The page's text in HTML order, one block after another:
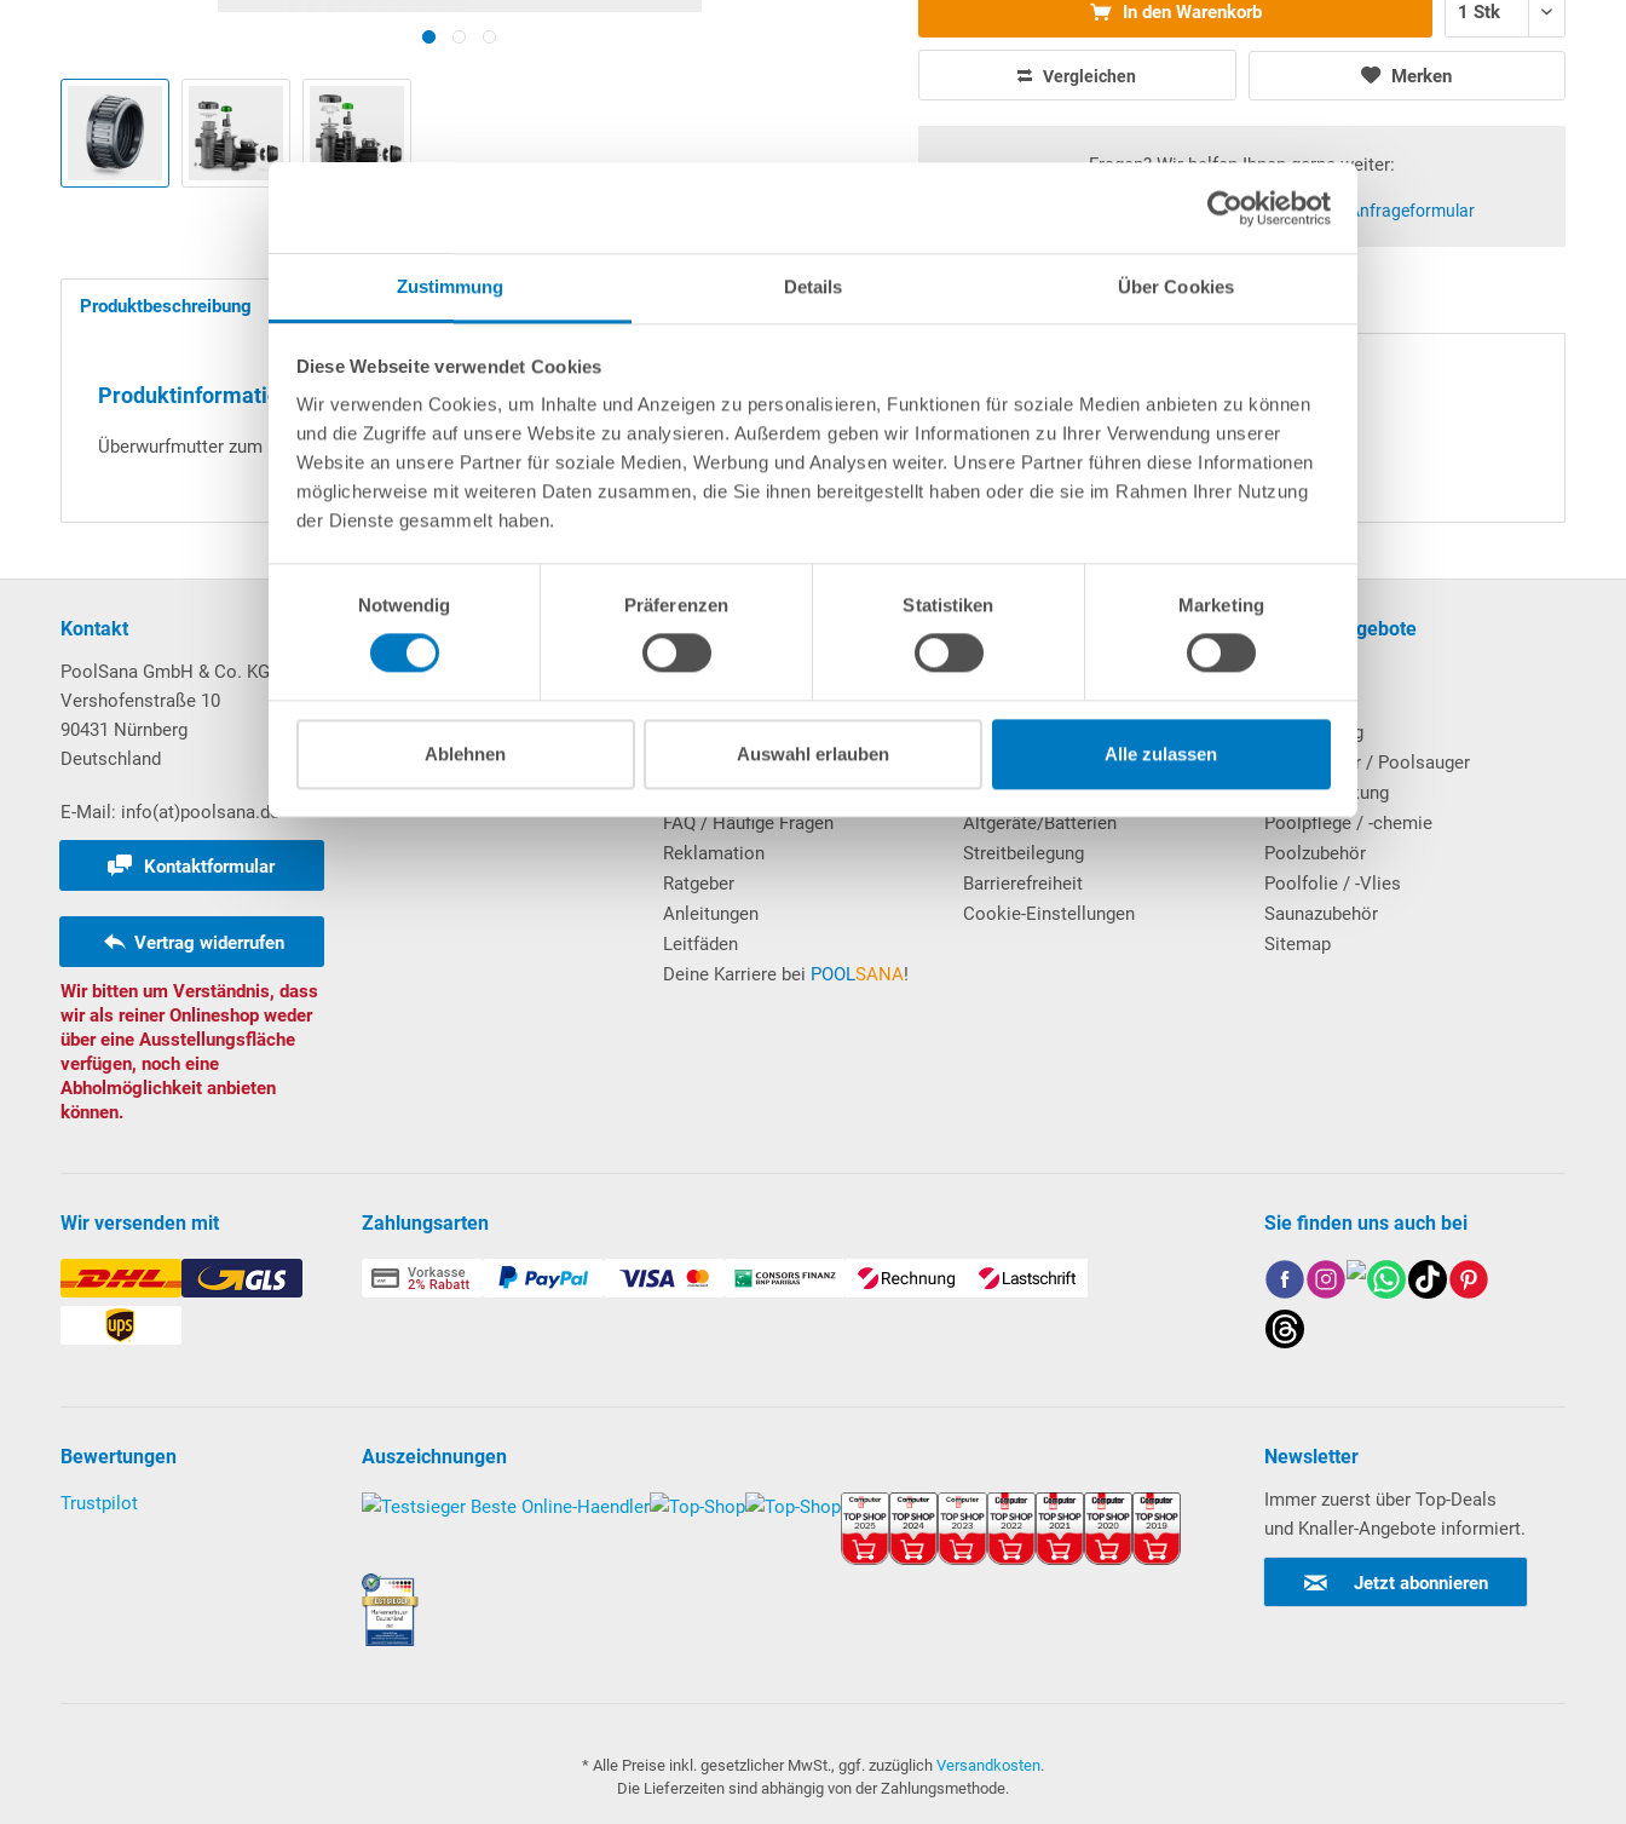
Zustimmung Details Über Cookies
Diese Webseite verwendet Cookies
Wir verwenden Cookies, um Inhalte und Anzeigen zu personalisieren, Funktionen für soziale Medien anbieten zu können
und die Zugriffe auf unsere Website zu analysieren. Außerdem geben wir Informationen zu Ihrer Verwendung unserer
Website an unsere Partner für soziale Medien, Werbung und Analysen weiter. Unsere Partner führen diese Informationen
möglicherweise mit weiteren Daten zusammen, die Sie ihnen bereitgestellt haben oder die sie im Rahmen Ihrer Nutzung
der Dienste gesammelt haben.
Einwilligungsauswahl
Notwendig
Präferenzen Statistiken Marketing
Ablehnen Auswahl erlauben Alle zulassen
In den Warenkorb
Vergleichen Merken
Fragen? Wir helfen Ihnen gerne weiter:
Anfrageformular
Produktbeschreibung
Produktinformationen "Überwurfmutter für Aqua Plus/Magic Pumpen + SPECK PlusPump"
Überwurfmutter zum Festziehen des Anschlussstücks an die AquaPlus/Magic Pumpe.
Kontakt
PoolSana GmbH & Co. KG
Vershofenstraße 10
90431 Nürnberg
Deutschland
E-Mail: info(at)poolsana.de
Kontaktformular
Vertrag widerrufen
Wir bitten um Verständnis, dass
wir als reiner Onlineshop weder
über eine Ausstellungsfläche
verfügen, noch eine
Abholmöglichkeit anbieten
können.
Mein Konto
Login / Registrierung
Bestellungen
Kundeninformationen
Über POOLSANA
Erfahrungen unserer Kunden
Zahlung / Versand
FAQ / Häufige Fragen
Reklamation
Ratgeber
Anleitungen
Leitfäden
Deine Karriere bei POOLSANA!
Rechtliche Informationen
Impressum
AGB / Verbraucherinformationen
Hinweis Entsorgung
Altgeräte/Batterien
Streitbeilegung
Barrierefreiheit
Cookie-Einstellungen
Unsere Angebote
Poolheizung
Poolroboter / Poolsauger
Poolabdeckung
Poolpflege / -chemie
Poolzubehör
Poolfolie / -Vlies
Saunazubehör
Sitemap
Wir versenden mit Zahlungsarten Sie finden uns auch bei
Bewertungen
Trustpilot
Auszeichnungen Newsletter
Immer zuerst über Top-Deals
und Knaller-Angebote informiert.
Jetzt abonnieren
* Alle Preise inkl. gesetzlicher MwSt., ggf. zuzüglich Versandkosten.
Die Lieferzeiten sind abhängig von der Zahlungsmethode.